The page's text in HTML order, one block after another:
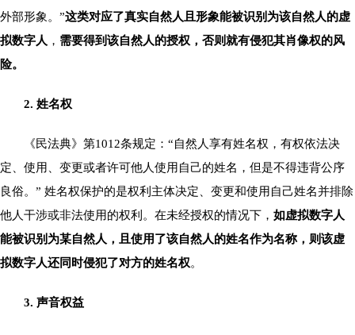
外部形象。”这类对应了真实自然人且形象能被识别为该自然人的虚
拟数字人 ， 需要得到该自然人的授权，否则就有侵犯其肖像权的风
险。
2. 姓名权
《民法典》第1012条规定：“自然人享有姓名权，有权依法决
定、使用、变更或者许可他人使用自己的姓名，但是不得违背公序
良俗。” 姓名权保护的是权利主体决定、变更和使用自己姓名并排除
他人干涉或非法使用的权利。在未经授权的情况下， 如虚拟数字人
能被识别为某自然人，且使用了该自然人的姓名作为名称，则该虚
拟数字人还同时侵犯了对方的姓名权。
3. 声音权益